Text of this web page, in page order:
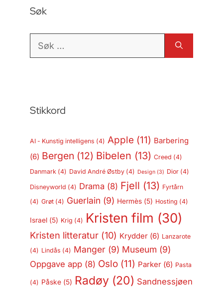
Søk
Søk
Stikkord
AI - Kunstig intelligens (4) Apple (11) Barbering
(6) Bergen (12) Bibelen (13) Creed (4)
Danmark (4) David André Østby(4) Design(3) Dior(4)
Disneyworld (4) Drama (8) Fjell (13) Fyrtårn
(4) Grøt(4) Guerlain (9) Hermès(5) Hosting (4)
Israel(5) Krig (4) Kristen film (30)
Kristen litteratur(10) Krydder(6) Lanzarote
(4) Lindås (4) Manger(9) Museum (9)
Oppgave app(8) Oslo(11) Parker(6) Pasta
(4) Påske(5) Radøy(20) Sandnessjøen